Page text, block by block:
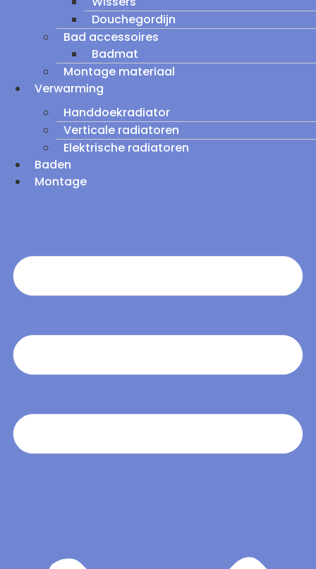
Douchegordijn
Bad accessoires
Badmat
Montage materiaal
Verwarming
Handdoekradiator
Verticale radiatoren
Elektrische radiatoren
Baden
Montage